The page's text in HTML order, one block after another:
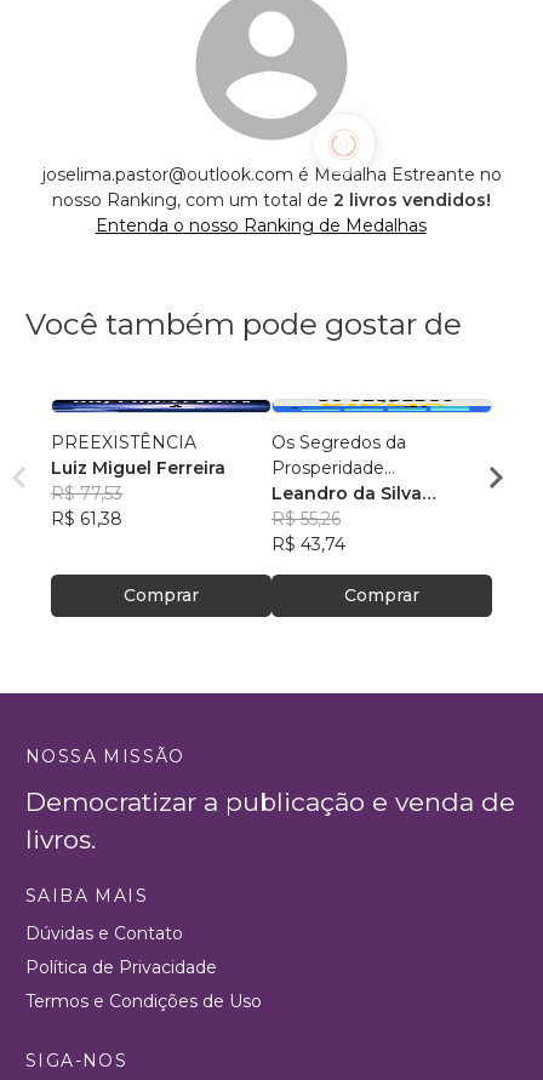
joselima.pastor@outlook.com é Medalha Estreante no
nosso Ranking, com um total de 2 livros vendidos!
Entenda o nosso Ranking de Medalhas
Você também pode gostar de
PREEXISTÊNCIA
Luiz Miguel Ferreira
R$ 77,53
R$ 61,38
Comprar
Os Segredos da
Prosperidade
Encontrados na Bíblia
Leandro da Silva
Martins
R$ 55,26
R$ 43,74
Comprar
NOSSA MISSÃO
Democratizar a publicação e venda de
livros.
SAIBA MAIS
Dúvidas e Contato
Política de Privacidade
Termos e Condições de Uso
SIGA-NOS